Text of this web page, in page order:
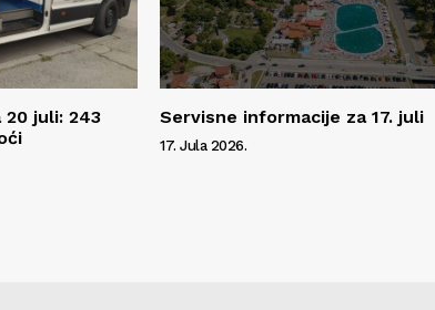
juli: 243
Servisne informacije za 17. juli
17. Jula 2026.